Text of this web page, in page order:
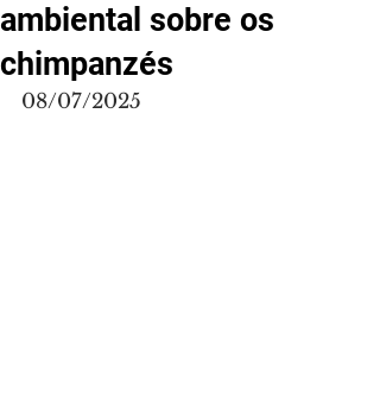
ambiental sobre os
chimpanzés
08/07/2025